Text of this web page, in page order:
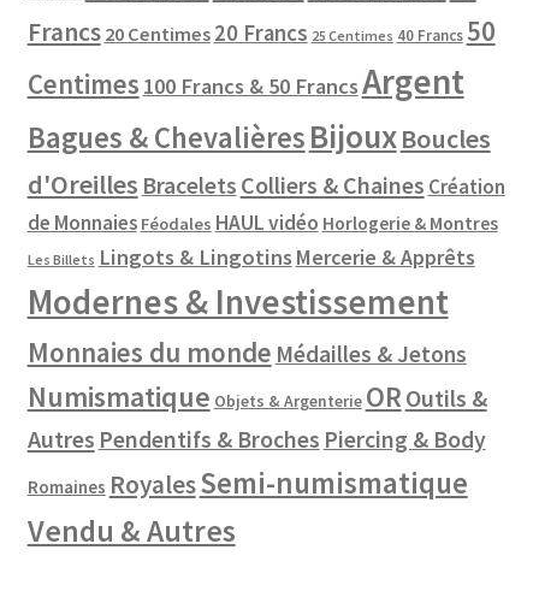
Francs 20 Centimes 20 Francs 25 Centimes 40 Francs 50
Centimes 100 Francs & 50 FrancsArgent
Bagues & ChevalièresBijouxBoucles
d'Oreilles Bracelets Colliers & Chaines Création
de Monnaies Féodales HAUL vidéo Horlogerie & Montres
Les Billets Lingots & Lingotins Mercerie & Apprêts
Modernes & Investissement
Monnaies du monde Médailles & Jetons
Numismatique Objets & Argenterie OR Outils &
Autres Pendentifs & Broches Piercing & Body
Romaines RoyalesSemi-numismatique
Vendu & Autres